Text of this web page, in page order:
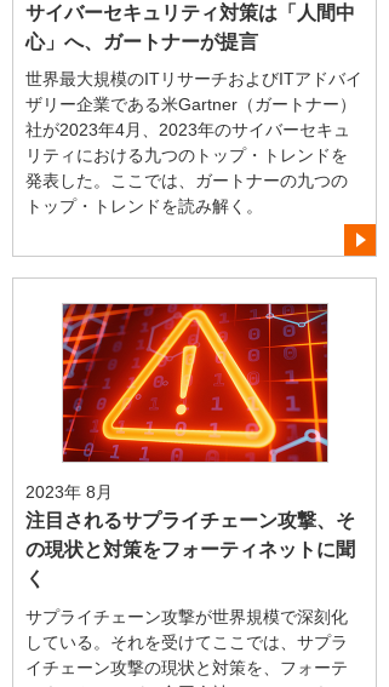
サイバーセキュリティ対策は「人間中
心」へ、ガートナーが提言
世界最大規模のITリサーチおよびITアドバイ
ザリー企業である米Gartner（ガートナー）
社が2023年4月、2023年のサイバーセキュ
リティにおける九つのトップ・トレンドを
発表した。ここでは、ガートナーの九つの
トップ・トレンドを読み解く。
2023年 8月
注目されるサプライチェーン攻撃、そ
の現状と対策をフォーティネットに聞
く
サプライチェーン攻撃が世界規模で深刻化
している。それを受けてここでは、サプラ
イチェーン攻撃の現状と対策を、フォーテ